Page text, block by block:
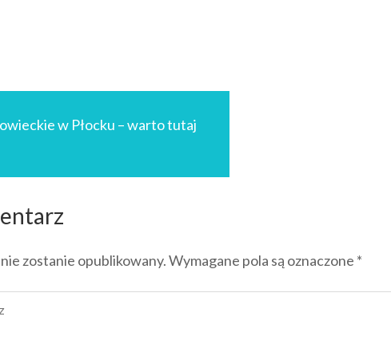
w Płocku – warto tutaj
zostanie opublikowany.Wymagane pola są oznaczone *